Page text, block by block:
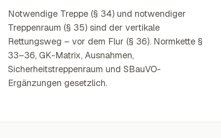
Notwendige Treppe (§ 34) und notwendiger
Treppenraum (§ 35) sind der vertikale
Rettungsweg – vor dem Flur (§ 36). Normkette §
33–36, GK-Matrix, Ausnahmen,
Sicherheitstreppenraum und SBauVO-
Ergänzungen gesetzlich.